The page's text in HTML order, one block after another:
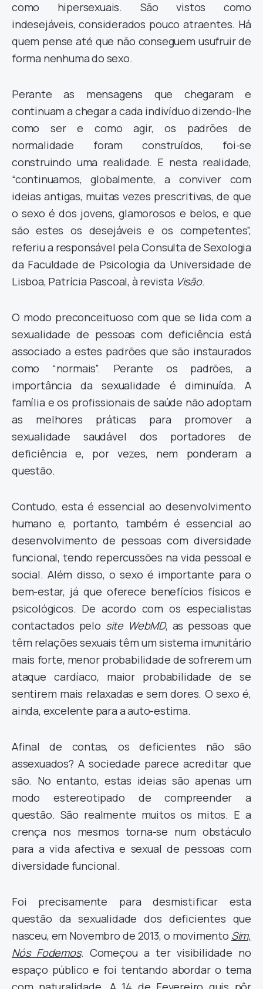
como hipersexuais. São vistos como
indesejáveis, considerados pouco atraentes. Há
quem pense até que não conseguem usufruir de
forma nenhuma do sexo.
Perante as mensagens que chegaram e
continuam a chegar a cada indivíduo dizendo-lhe
como ser e como agir, os padrões de
normalidade foram construídos, foi-se
construindo uma realidade. E nesta realidade,
“continuamos, globalmente, a conviver com
ideias antigas, muitas vezes prescritivas, de que
o sexo é dos jovens, glamorosos e belos, e que
são estes os desejáveis e os competentes”,
referiu a responsável pela Consulta de Sexologia
da Faculdade de Psicologia da Universidade de
Lisboa, Patrícia Pascoal, à revista Visão.
O modo preconceituoso com que se lida com a
sexualidade de pessoas com deficiência está
associado a estes padrões que são instaurados
como “normais”. Perante os padrões, a
importância da sexualidade é diminuída. A
família e os profissionais de saúde não adoptam
as melhores práticas para promover a
sexualidade saudável dos portadores de
deficiência e, por vezes, nem ponderam a
questão.
Contudo, esta é essencial ao desenvolvimento
humano e, portanto, também é essencial ao
desenvolvimento de pessoas com diversidade
funcional, tendo repercussões na vida pessoal e
social. Além disso, o sexo é importante para o
bem-estar, já que oferece benefícios físicos e
psicológicos. De acordo com os especialistas
contactados pelo site WebMD, as pessoas que
têm relações sexuais têm um sistema imunitário
mais forte, menor probabilidade de sofrerem um
ataque cardíaco, maior probabilidade de se
sentirem mais relaxadas e sem dores. O sexo é,
ainda, excelente para a auto-estima.
Afinal de contas, os deficientes não são
assexuados? A sociedade parece acreditar que
são. No entanto, estas ideias são apenas um
modo estereotipado de compreender a
questão. São realmente muitos os mitos. E a
crença nos mesmos torna-se num obstáculo
para a vida afectiva e sexual de pessoas com
diversidade funcional.
Foi precisamente para desmistificar esta
questão da sexualidade dos deficientes que
nasceu, em Novembro de 2013, o movimento Sim,
Nós Fodemos. Começou a ter visibilidade no
espaço público e foi tentando abordar o tema